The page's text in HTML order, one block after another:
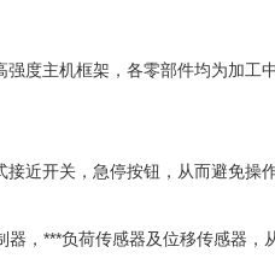
度主机框架，各零部件均为加工
近开关，急停按钮，从而避免操
，***负荷传感器及位移传感器